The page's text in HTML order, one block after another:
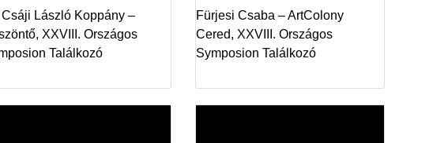
Csáji László Koppány –
XXVIII. Országos
Találkozó
Fürjesi Csaba – ArtColony
Cered, XXVIII. Országos
Symposion Találkozó